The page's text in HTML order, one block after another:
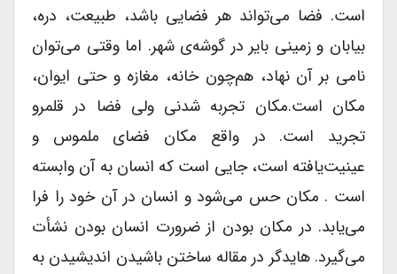
است. فضا می‌تواند هر فضایی باشد، طبیعت، دره،
بیابان و زمینی بایر در گوشه‌ی شهر. اما وقتی می‌توان
نامی بر آن نهاد، هم‌چون خانه، مغازه و حتی ایوان،
مکان است.مکان تجربه شدنی ولی فضا در قلمرو
تجرید است. در واقع مکان فضای ملموس و
عینیت‌یافته است، جایی است که انسان به آن وابسته
است . مکان حس می‌شود و انسان در آن خود را فرا
می‌یابد. در مکان بودن از ضرورت انسان بودن نشأت
می‌گیرد. هایدگر در مقاله ساختن باشیدن اندیشیدن به